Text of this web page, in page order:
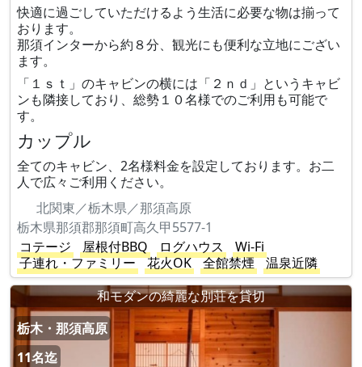
快適に過ごしていただけるよう生活に必要な物は揃って
おります。
那須インターから約８分、観光にも便利な立地にござい
ます。
「１ｓｔ」のキャビンの横には「２ｎｄ」というキャビ
ンも隣接しており、総勢１０名様でのご利用も可能で
す。
カップル
全てのキャビン、2名様料金を設定しております。お二
人で広々ご利用ください。
北関東／栃木県／那須高原
栃木県那須郡那須町高久甲5577-1
コテージ
屋根付BBQ ログハウス
Wi-Fi
子連れ・ファミリー
花火OK 全館禁煙
温泉近隣
和モダンの綺麗な別荘を貸切
栃木・那須高原
11名迄